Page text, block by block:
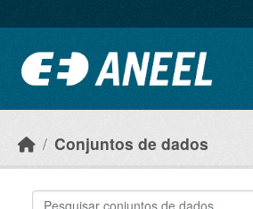
Conjuntos de dados